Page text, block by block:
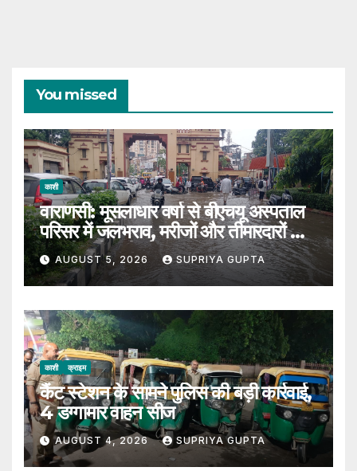
You missed
काशी
वाराणसी: मूसलाधार वर्षा से बीएचयू अस्पताल
परिसर में जलभराव, मरीजों और तीमारदारों को
उठानी पड़ी भारी परेशान
AUGUST 5, 2026 SUPRIYA GUPTA
काशी क्राइम
कैंट स्टेशन के सामने पुलिस की बड़ी कार्रवाई,
4 डग्गामार वाहन सीज
AUGUST 4, 2026 SUPRIYA GUPTA